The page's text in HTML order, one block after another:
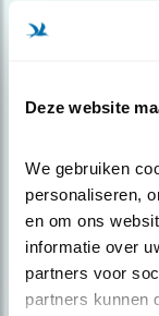
Deze website
We gebruiken
personaliseren,
en om ons
informatie over
partners voor
partners kunnen
Meld je aan en
over vogels en